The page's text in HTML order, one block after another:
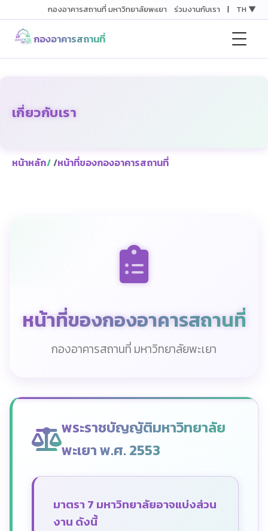
กองอาคารสถานที่ มหาวิทยาลัยพะเยา ร่วมงานกับเรา | TH ▼
กองอาคารสถานที่
เกี่ยวกับเรา
หน้าหลัก /หน้าที่ของกองอาคารสถานที่
หน้าที่ของกองอาคารสถานที่
กองอาคารสถานที่ มหาวิทยาลัยพะเยา
พระราชบัญญัติมหาวิทยาลัย
พะเยา พ.ศ. 2553
มาตรา 7 มหาวิทยาลัยอาจแบ่งส่วน
งาน ดังนี้